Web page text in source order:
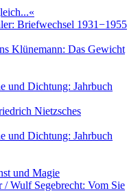
Briefwechsel 1931−1955
Klünemann: Das Gewicht
und Dichtung: Jahrbuch
Nietzsches
und Dichtung: Jahrbuch
und Magie
Wulf Segebrecht: Vom Sie